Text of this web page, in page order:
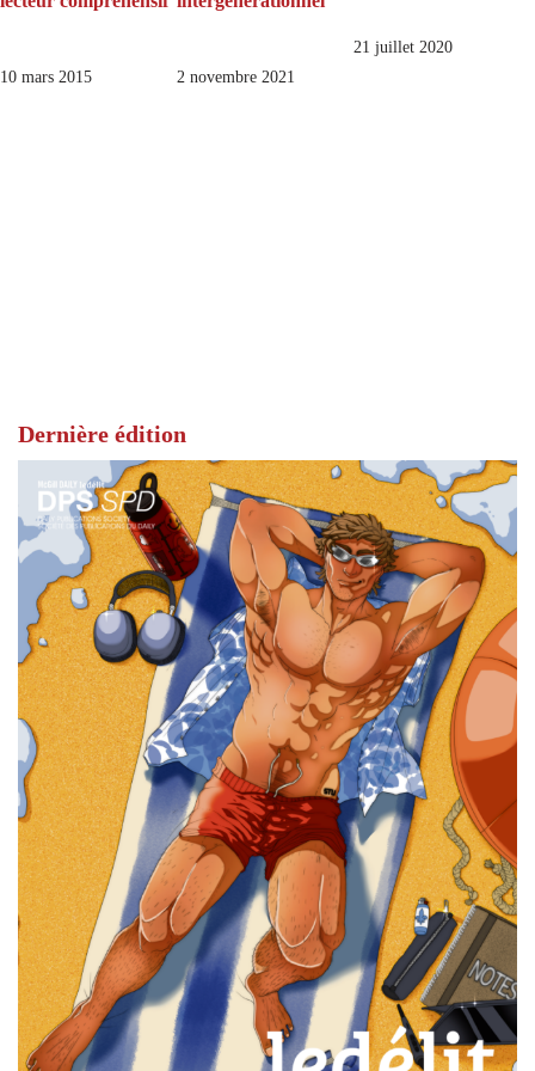
10 mars 2015 2 novembre 2021
21 juillet 2020
Dernière édition